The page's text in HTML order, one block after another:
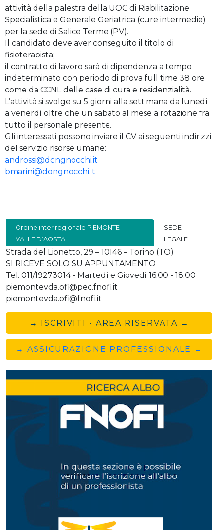
attività della palestra della UOC di Riabilitazione
Specialistica e Generale Geriatrica (cure intermedie)
per la sede di Salice Terme (PV).
Il candidato deve aver conseguito il titolo di
fisioterapista;
il contratto di lavoro sarà di dipendenza a tempo
indeterminato con periodo di prova full time 38 ore
come da CCNL delle case di cura e residenzialità.
L’attività si svolge su 5 giorni alla settimana da lunedì
a venerdì oltre che un sabato al mese a rotazione fra
tutto il personale presente.
Gli interessati possono inviare il CV ai seguenti indirizzi
del servizio risorse umane:
androssi@dongnocchi.it
bmarini@dongnocchi.it
Ordine inter regionale PIEMONTE –
VALLE D’AOSTA
SEDE
LEGALE
Strada del Lionetto, 29 – 10146 – Torino (TO)
SI RICEVE SOLO SU APPUNTAMENTO
Tel. 011/19273014 - Martedì e Giovedì 16.00 - 18.00
piemontevda.ofi@pec.fnofi.it
piemontevda.ofi@fnofi.it
→ ISCRIVITI - AREA RISERVATA ←
→ ASSICURAZIONE PROFESSIONALE ←